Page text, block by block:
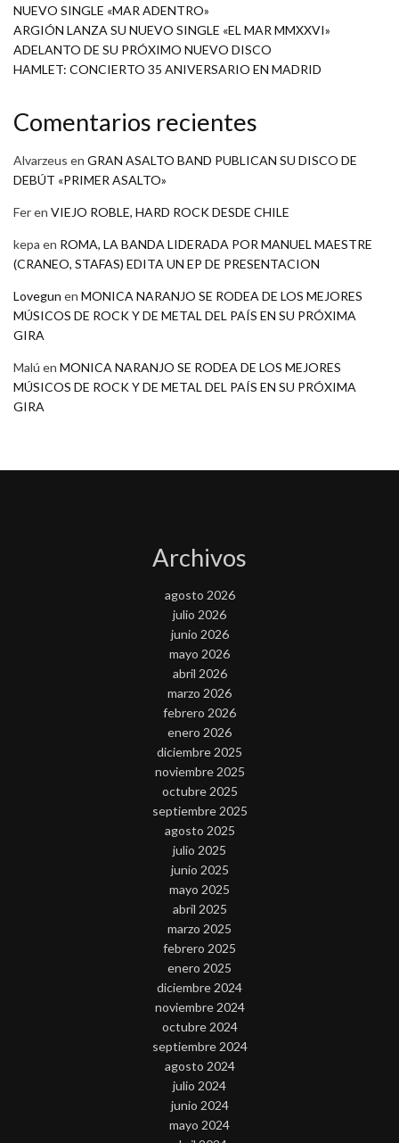
NUEVO SINGLE «MAR ADENTRO»
ARGIÓN LANZA SU NUEVO SINGLE «EL MAR MMXXVI»
ADELANTO DE SU PRÓXIMO NUEVO DISCO
HAMLET: CONCIERTO 35 ANIVERSARIO EN MADRID
Comentarios recientes
Alvarzeus en GRAN ASALTO BAND PUBLICAN SU DISCO DE
DEBÚT «PRIMER ASALTO»
Feren VIEJO ROBLE, HARD ROCK DESDE CHILE
kepa en ROMA, LA BANDA LIDERADA POR MANUEL MAESTRE
(CRANEO, STAFAS) EDITA UN EP DE PRESENTACION
Lovegun en MONICA NARANJO SE RODEA DE LOS MEJORES
MÚSICOS DE ROCK Y DE METAL DEL PAÍS EN SU PRÓXIMA
GIRA
Malú en MONICA NARANJO SE RODEA DE LOS MEJORES
MÚSICOS DE ROCK Y DE METAL DEL PAÍS EN SU PRÓXIMA
GIRA
Archivos
agosto 2026
julio 2026
junio 2026
mayo 2026
abril 2026
marzo 2026
febrero 2026
enero 2026
diciembre 2025
noviembre 2025
octubre 2025
septiembre 2025
agosto 2025
julio 2025
junio 2025
mayo 2025
abril 2025
marzo 2025
febrero 2025
enero 2025
diciembre 2024
noviembre 2024
octubre 2024
septiembre 2024
agosto 2024
julio 2024
junio 2024
mayo 2024